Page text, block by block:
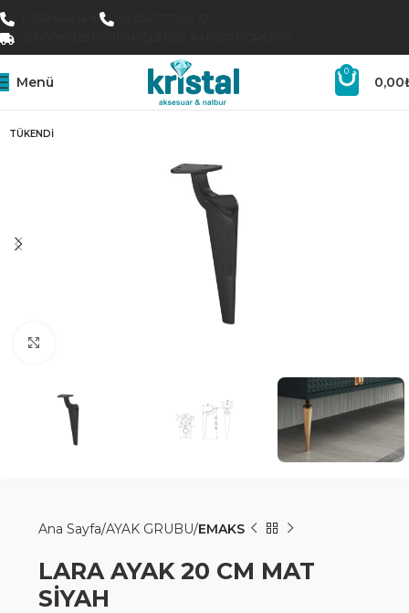
Menü
0
0,00
TÜKENDI
Ana Sayfa AYAK GRUBU EMAKS
LARA AYAK 20 CM MAT
SİYAH